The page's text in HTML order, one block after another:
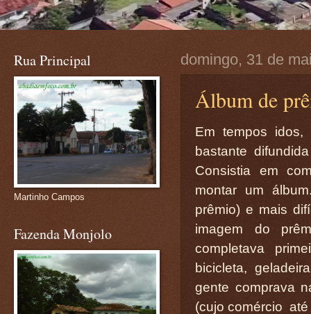
domingo, 31 de
Álbum de
Em tempos idos,
bastante
Consistia em
montar um
prêmio) e mais
imagem do
completava
bicicleta,
gente comprava
(cujo comércio
Rua Principal
Martinho Campos
Fazenda Monjolo